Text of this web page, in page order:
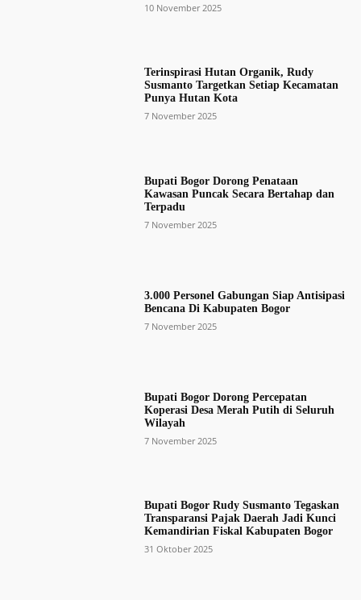
10 November 2025
Terinspirasi Hutan Organik, Rudy
Susmanto Targetkan Setiap Kecamatan
Punya Hutan Kota
7 November 2025
Bupati Bogor Dorong Penataan
Kawasan Puncak Secara Bertahap dan
Terpadu
7 November 2025
3.000 Personel Gabungan Siap Antisipasi
Bencana Di Kabupaten Bogor
7 November 2025
Bupati Bogor Dorong Percepatan
Koperasi Desa Merah Putih di Seluruh
Wilayah
7 November 2025
Bupati Bogor Rudy Susmanto Tegaskan
Transparansi Pajak Daerah Jadi Kunci
Kemandirian Fiskal Kabupaten Bogor
31 Oktober 2025